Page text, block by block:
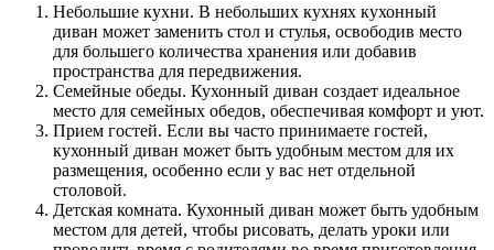
Небольшие кухни. В небольших кухнях кухонный
диван может заменить стол и стулья, освободив место
для большего количества хранения или добавив
пространства для передвижения.
Семейные обеды. Кухонный диван создает идеальное
место для семейных обедов, обеспечивая комфорт и уют.
Прием гостей. Если вы часто принимаете гостей,
кухонный диван может быть удобным местом для их
размещения, особенно если у вас нет отдельной
столовой.
Детская комната. Кухонный диван может быть удобным
местом для детей, чтобы рисовать, делать уроки или